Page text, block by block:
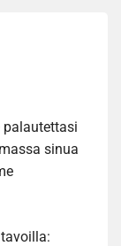
palautettasi
sinua